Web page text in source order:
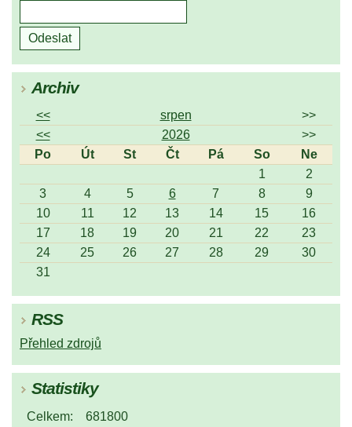
Archiv
<< srpen
>>
<<
2026
>>
Po
Út St Čt Pá So
Ne
1
2
3
4 5 6 7 8
9
10
11 12 13 14 15
16
17
18 19 20 21 22
23
24
25 26 27 28 29
30
31
RSS
Přehled zdrojů
Statistiky
Celkem: 681800